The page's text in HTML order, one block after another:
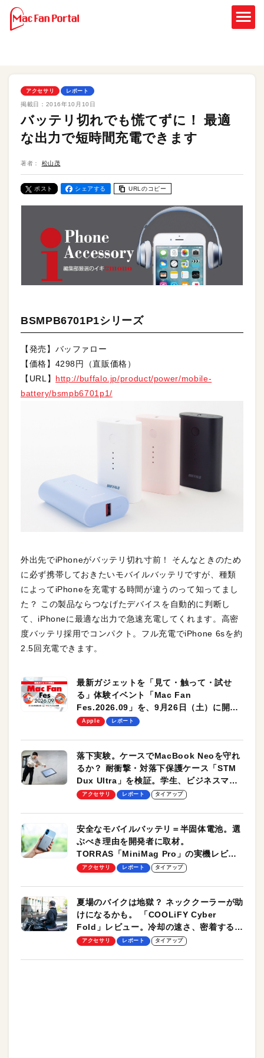
アクセサリ レポート
掲載日： 2016年10月10日
バッテリ切れでも慌てずに！ 最適
な出力で短時間充電できます
著者： 松山茂
ポスト シェアする URLのコピー
BSMPB6701P1シリーズ
【発売】バッファロー
【価格】4298円（直販価格）
【URL】 http://buffalo.jp/product/power/mobile-
battery/bsmpb6701p1/
外出先でiPhoneがバッテリ切れ寸前！ そんなときのため
に必ず携帯しておきたいモバイルバッテリですが、種類
によってiPhoneを充電する時間が違うのって知ってまし
た？ この製品ならつなげたデバイスを自動的に判断し
て、iPhoneに最適な出力で急速充電してくれます。高密
度バッテリ採用でコンパクト。フル充電でiPhone 6sを約
2.5回充電できます。
最新ガジェットを「見て・触って・試せ
る」体験イベント「Mac Fan
Fes.2026.09」を、9月26日（土）に開催
します！
Apple レポート
落下実験。ケースでMacBook Neoを守れ
るか？ 耐衝撃・対落下保護ケース「STM
Dux Ultra」を検証。学生、ビジネスマン
のモバイルユースに最適！
アクセサリ レポート タイアップ
安全なモバイルバッテリ＝半固体電池。選
ぶべき理由を開発者に取材。
TORRAS「MiniMag Pro」の実機レビュ
ーも
アクセサリ レポート タイアップ
夏場のバイクは地獄？ ネッククーラーが助
けになるかも。 「COOLiFY Cyber
Fold」レビュー。冷却の速さ、密着する冷
却プレート、シンプルな操作性がグッド！
アクセサリ レポート タイアップ